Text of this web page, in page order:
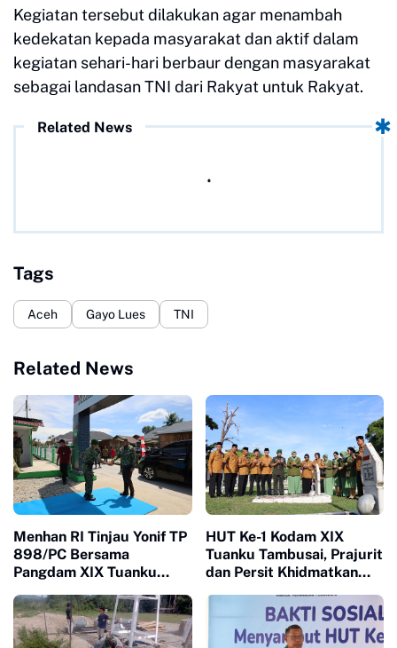
Kegiatan tersebut dilakukan agar menambah
kedekatan kepada masyarakat dan aktif dalam
kegiatan sehari-hari berbaur dengan masyarakat
sebagai landasan TNI dari Rakyat untuk Rakyat.
Related News
Tags
Aceh Gayo Lues TNI
Related News
Menhan RI Tinjau Yonif TP
898/PC Bersama
Pangdam XIX Tuanku
Disiplin dan Loyalitas
Prajurit
HUT Ke-1 Kodam XIX
Tuanku Tambusai, Prajurit
dan Persit Khidmatkan
Kusuma Dharma